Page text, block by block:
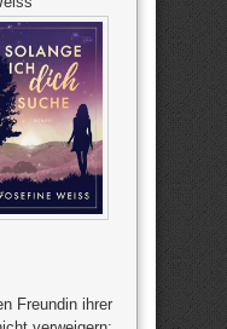
Freundin ihrer